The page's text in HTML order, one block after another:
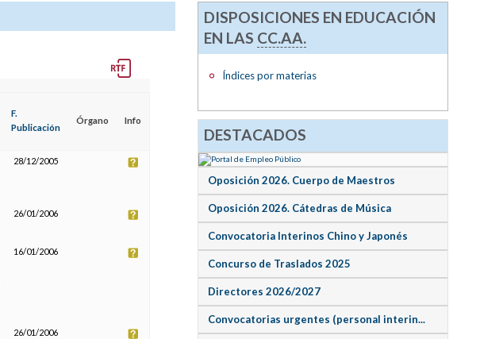
F.
Publicación
Órgano Info
28/12/2005
26/01/2006
16/01/2006
26/01/2006
DISPOSICIONES EN EDUCACIÓN
EN LAS CC.AA.
Índices por materias
DESTACADOS
Oposición 2026. Cuerpo de Maestros
Oposición 2026. Cátedras de Música
Convocatoria Interinos Chino y Japonés
Concurso de Traslados 2025
Directores 2026/2027
Convocatorias urgentes (personal interin...